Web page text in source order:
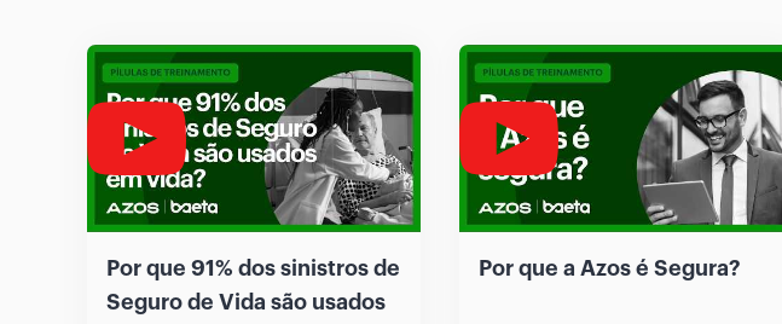
Por que 91% dos sinistros de
Seguro de Vida são usados
Por que a Azos é Segura?